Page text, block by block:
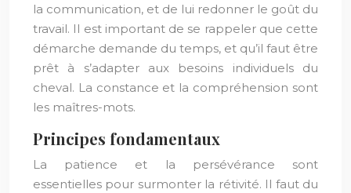
la communication, et de lui redonner le goût du
travail. Il est important de se rappeler que cette
démarche demande du temps, et qu’il faut être
prêt à s’adapter aux besoins individuels du
cheval. La constance et la compréhension sont
les maîtres-mots.
Principes fondamentaux
La patience et la persévérance sont
essentielles pour surmonter la rétivité. Il faut du